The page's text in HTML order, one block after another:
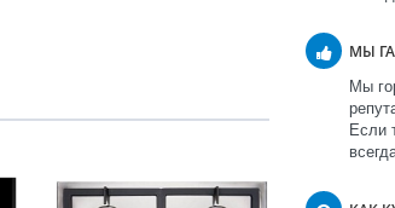
МЫ
Мы
Если